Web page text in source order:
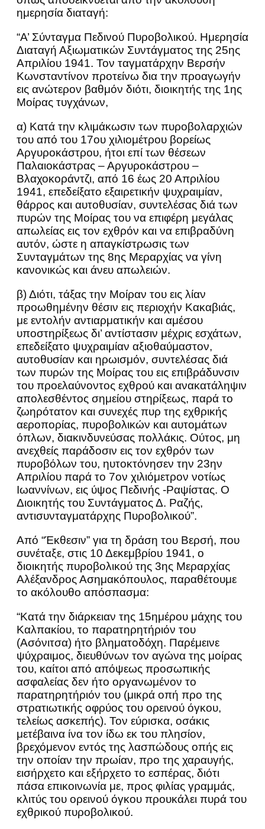
ημερησία διαταγή:
“Α’ Σύνταγμα Πεδινού Πυροβολικού. Ημερησία
Διαταγή Αξιωματικών Συντάγματος της 25ης
Απριλίου 1941. Τον ταγματάρχην Βερσήν
Κωνσταντίνον προτείνω δια την προαγωγήν
εις ανώτερον βαθμόν διότι, διοικητής της 1ης
Μοίρας τυγχάνων,
α) Κατά την κλιμάκωσιν των πυροβολαρχιών
του από του 17ου χιλιομέτρου βορείως
Αργυροκάστρου, ήτοι επί των θέσεων
Παλαιοκάστρας – Αργυροκάστρου –
Βλαχοκοράντζι, από 16 έως 20 Απριλίου
1941, επεδείξατο εξαιρετικήν ψυχραιμίαν,
θάρρος και αυτοθυσίαν, συντελέσας διά των
πυρών της Μοίρας του να επιφέρη μεγάλας
απωλείας εις τον εχθρόν και να επιβραδύνη
αυτόν, ώστε η απαγκίστρωσις των
Συνταγμάτων της 8ης Μεραρχίας να γίνη
κανονικώς και άνευ απωλειών.
β) Διότι, τάξας την Μοίραν του εις λίαν
προωθημένην θέσιν εις περιοχήν Κακαβιάς,
με εντολήν αντιαρματικήν και αμέσου
υποστηρίξεως δι’ αντίστασιν μέχρις εσχάτων,
επεδείξατο ψυχραιμίαν αξιοθαύμαστον,
αυτοθυσίαν και ηρωισμόν, συντελέσας διά
των πυρών της Μοίρας του εις επιβράδυνσιν
του προελαύνοντος εχθρού και ανακατάληψιν
απολεσθέντος σημείου στηρίξεως, παρά το
ζωηρότατον και συνεχές πυρ της εχθρικής
αεροπορίας, πυροβολικών και αυτομάτων
όπλων, διακινδυνεύσας πολλάκις. Ούτος, μη
ανεχθείς παράδοσιν εις τον εχθρόν των
πυροβόλων του, ηυτοκτόνησεν την 23ην
Απριλίου παρά το 7ον χιλιόμετρον νοτίως
Ιωαννίνων, εις ύψος Πεδινής -Ραψίστας. Ο
Διοικητής του Συντάγματος Δ. Ραζής,
αντισυνταγματάρχης Πυροβολικού”.
Από “Έκθεσιν” για τη δράση του Βερσή, που
συνέταξε, στις 10 Δεκεμβρίου 1941, ο
διοικητής πυροβολικού της 3ης Μεραρχίας
Αλέξανδρος Ασημακόπουλος, παραθέτουμε
το ακόλουθο απόσπασμα:
“Κατά την διάρκειαν της 15ημέρου μάχης του
Καλπακίου, το παρατηρητήριόν του
(Ασόνιτσα) ήτο βληματοδόχη. Παρέμεινε
ψύχραιμος, διευθύνων τον αγώνα της μοίρας
του, καίτοι από απόψεως προσωπικής
ασφαλείας δεν ήτο οργανωμένον το
παρατηρητήριόν του (μικρά οπή προ της
στρατιωτικής οφρύος του ορεινού όγκου,
τελείως ασκεπής). Τον εύρισκα, οσάκις
μετέβαινα ίνα τον ίδω εκ του πλησίον,
βρεχόμενον εντός της λασπώδους οπής εις
την οποίαν την πρωίαν, προ της χαραυγής,
εισήρχετο και εξήρχετο το εσπέρας, διότι
πάσα επικοινωνία με, προς φιλίας γραμμάς,
κλιτύς του ορεινού όγκου προυκάλει πυρά του
εχθρικού πυροβολικού.